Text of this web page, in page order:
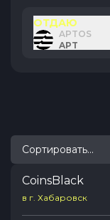
ОТДАЮ
APTOS
APT
Сортировать...
CoinsBlack
в г. Хабаровск